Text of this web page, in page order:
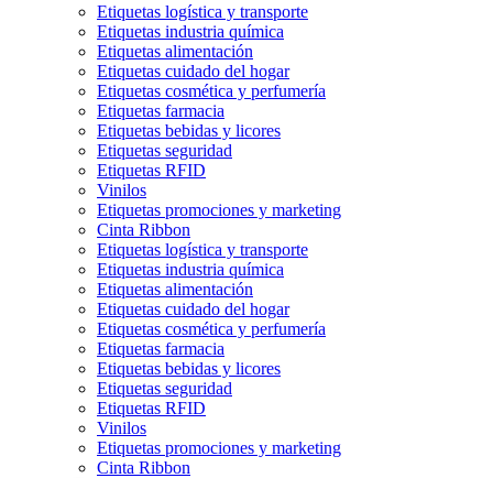
Etiquetas logística y transporte
Etiquetas industria química
Etiquetas alimentación
Etiquetas cuidado del hogar
Etiquetas cosmética y perfumería
Etiquetas farmacia
Etiquetas bebidas y licores
Etiquetas seguridad
Etiquetas RFID
Vinilos
Etiquetas promociones y marketing
Cinta Ribbon
Etiquetas logística y transporte
Etiquetas industria química
Etiquetas alimentación
Etiquetas cuidado del hogar
Etiquetas cosmética y perfumería
Etiquetas farmacia
Etiquetas bebidas y licores
Etiquetas seguridad
Etiquetas RFID
Vinilos
Etiquetas promociones y marketing
Cinta Ribbon